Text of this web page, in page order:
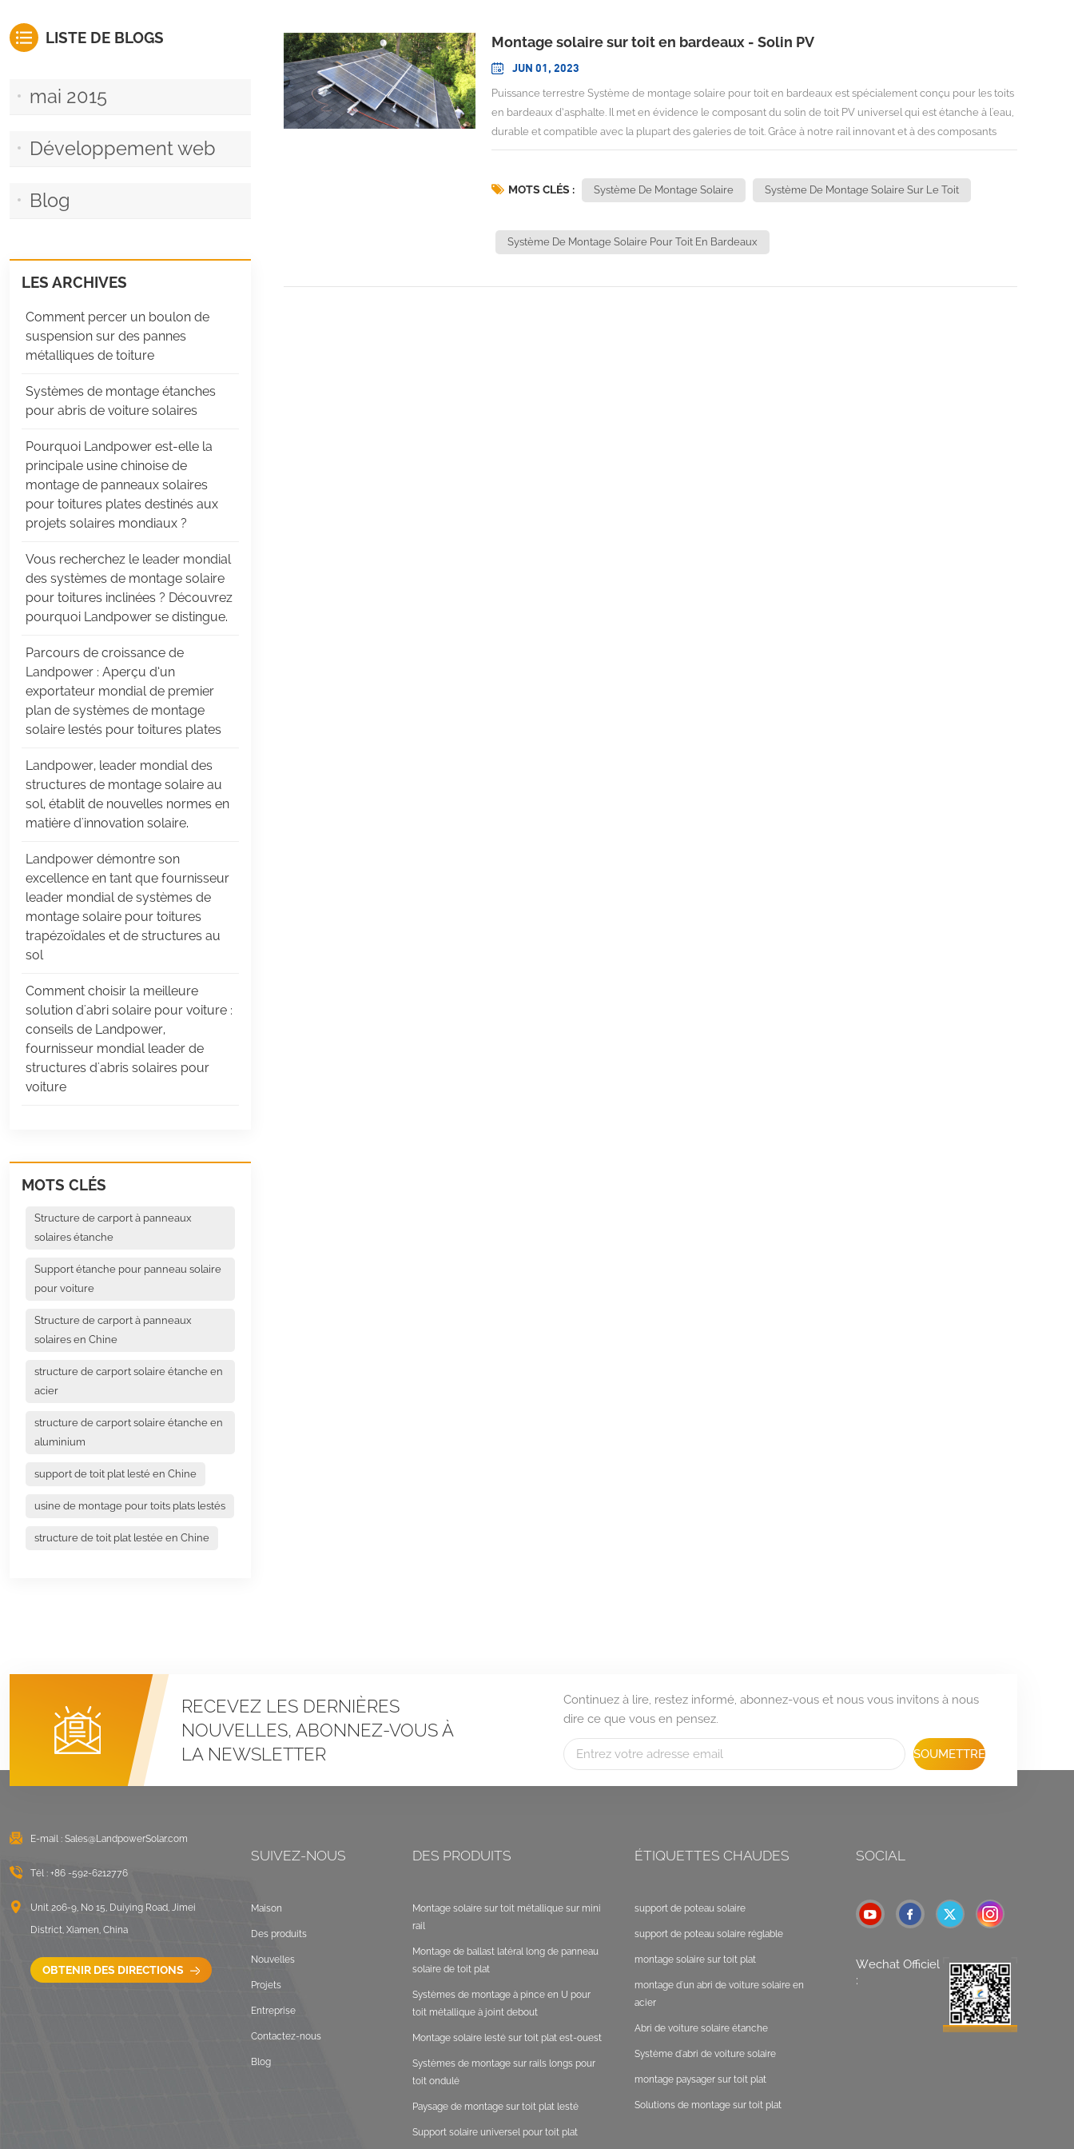
Montage solaire sur toit en bardeaux - Solin PV
JUN 01, 2023
Puissance terrestre Système de montage solaire pour toit en bardeaux est spécialement conçu pour les toits
en bardeaux d’asphalte. Il met en évidence le composant du solin de toit PV universel qui est étanche à l'eau,
durable et compatible avec la plupart des galeries de toit. Grâce à notre rail innovant et à des composants
pré-assemblés tels que le module en T inclinable, le kit de serrage et le solin de montage PV, notre montage
minimise également les dommages au toit. INFORMATIONS TECHNIQUESSite d'installation : Toit en bardeaux
vent :
MOTS CLÉS : Système De Montage Solaire Système De Montage Solaire Sur Le Toit
Système De Montage Solaire Pour Toit En Bardeaux
LISTE DE BLOGS
mai 2015
Développement web
Blog
LES ARCHIVES
Comment percer un boulon de
suspension sur des pannes
métalliques de toiture
Systèmes de montage étanches
pour abris de voiture solaires
Pourquoi Landpower est-elle la
principale usine chinoise de
montage de panneaux solaires
pour toitures plates destinés aux
projets solaires mondiaux ?
Vous recherchez le leader mondial
des systèmes de montage solaire
pour toitures inclinées ? Découvrez
pourquoi Landpower se distingue.
Parcours de croissance de
Landpower : Aperçu d’un
exportateur mondial de premier
plan de systèmes de montage
solaire lestés pour toitures plates
Landpower, leader mondial des
structures de montage solaire au
sol, établit de nouvelles normes en
matière d'innovation solaire.
Landpower démontre son
excellence en tant que fournisseur
leader mondial de systèmes de
montage solaire pour toitures
trapézoïdales et de structures au
sol
Comment choisir la meilleure
solution d'abri solaire pour voiture :
conseils de Landpower,
fournisseur mondial leader de
structures d'abris solaires pour
voiture
MOTS CLÉS
Structure de carport à panneaux
solaires étanche
Support étanche pour panneau solaire
pour voiture
Structure de carport à panneaux
solaires en Chine
structure de carport solaire étanche en
acier
structure de carport solaire étanche en
aluminium
support de toit plat lesté en Chine
usine de montage pour toits plats lestés
structure de toit plat lestée en Chine
RECEVEZ LES DERNIÈRES
NOUVELLES, ABONNEZ-VOUS À
LA NEWSLETTER
Continuez à lire, restez informé, abonnez-vous et nous vous invitons à nous
dire ce que vous en pensez.
SOUMETTRE
E-mail : Sales@LandpowerSolar.com
Tél : +86 -592-6212776
Unit 206-9, No 15, Duiying Road, Jimei
District, Xiamen, China
OBTENIR DES DIRECTIONS
SUIVEZ-NOUS
Maison
Des produits
Nouvelles
Projets
Entreprise
Contactez-nous
Blog
DES PRODUITS
Montage solaire sur toit métallique sur mini
rail
Montage de ballast latéral long de panneau
solaire de toit plat
Systèmes de montage à pince en U pour
toit métallique à joint debout
Montage solaire lesté sur toit plat est-ouest
Systèmes de montage sur rails longs pour
toit ondulé
Paysage de montage sur toit plat lesté
Support solaire universel pour toit plat
ÉTIQUETTES CHAUDES
support de poteau solaire
support de poteau solaire réglable
montage solaire sur toit plat
montage d'un abri de voiture solaire en
acier
Abri de voiture solaire étanche
Système d'abri de voiture solaire
montage paysager sur toit plat
Solutions de montage sur toit plat
SOCIAL
Wechat Officiel
: